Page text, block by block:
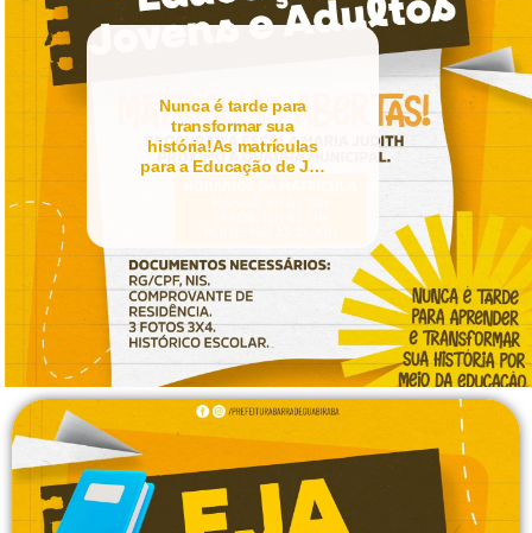
Nunca é tarde para
transformar sua
história!As matrículas
para a Educação de J…